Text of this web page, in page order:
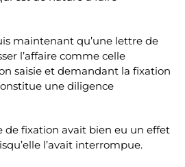
maintenant qu’une lettre de
l’affaire comme celle
saisie et demandant la fixation
une diligence
de fixation avait bien eu un effet
l’avait interrompue.